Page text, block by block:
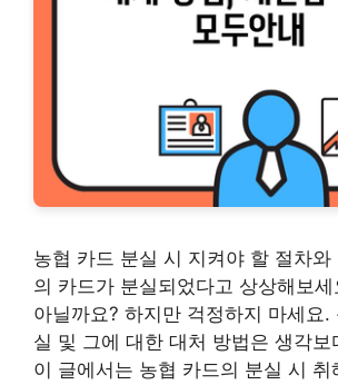
농협 카드 분실 시 지켜야 할 절차와
의 카드가 분실되었다고 상상해보
아닐까요? 하지만 걱정하지 마세요.
실 및 그에 대한 대처 방법은 생각보
이 글에서는 농협 카드의 분실 시 취